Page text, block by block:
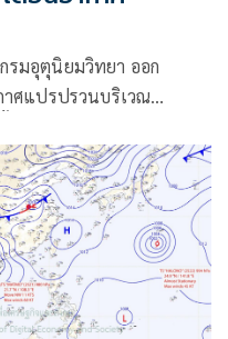
รมอุตุนิยมวิทยา ออก
าศแปรปรวนบริเวณ